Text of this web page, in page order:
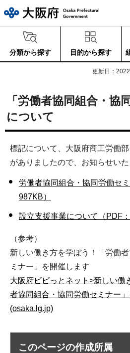
分類から探す 目的から探す
更新日：
「労働者協同組合・協
について
標記について、大阪府商工労働
がありましたので、お知らせいた
労働者協同組合・協同労働セ
987KB）
設立支援事業について（PDF：
（参考）
新しい働き方を学ぼう！「労働
ミナー」を開催します
大阪府ピピっとネット>新しい働
者協同組合・協同労働セミナー
(osaka.lg.jp)
このページの作成所属